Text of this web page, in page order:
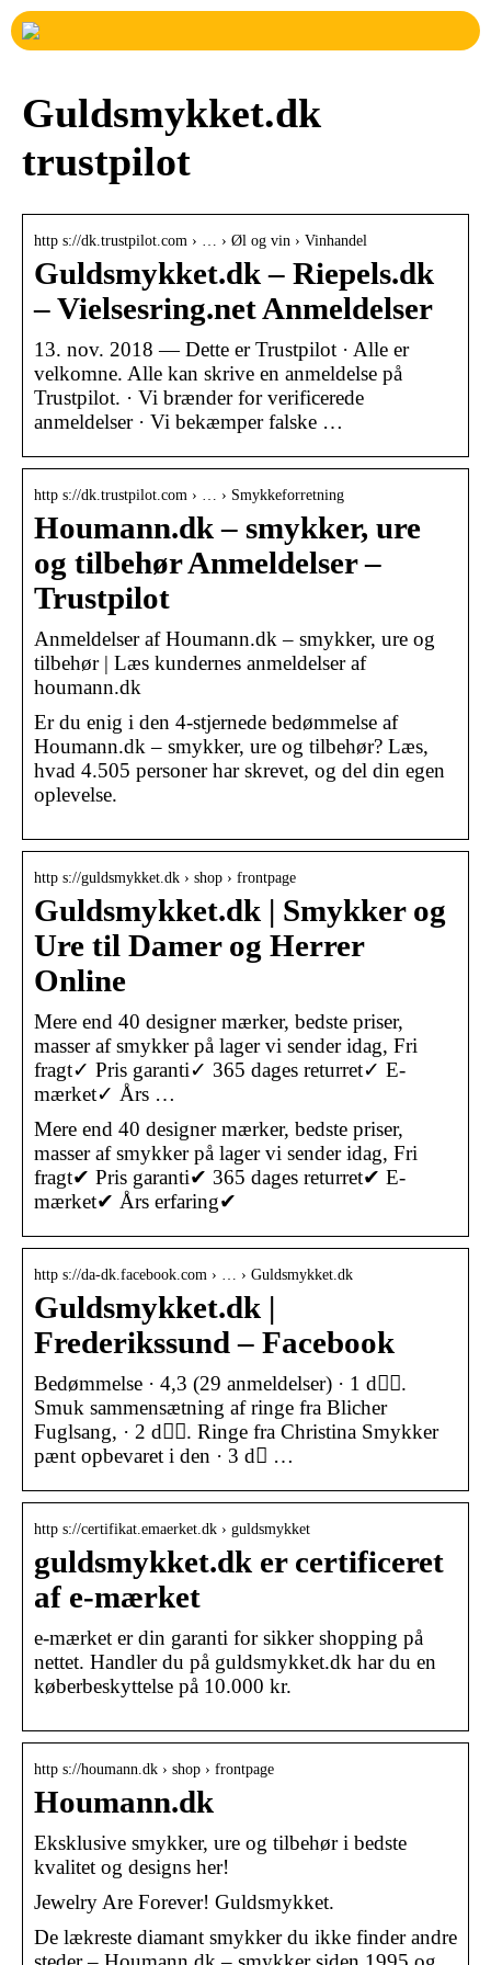
Guldsmykket.dk
trustpilot
http s://dk.trustpilot.com › … › Øl og vin › Vinhandel
Guldsmykket.dk – Riepels.dk
– Vielsesring.net Anmeldelser
13. nov. 2018 — Dette er Trustpilot · Alle er
velkomne. Alle kan skrive en anmeldelse på
Trustpilot. · Vi brænder for verificerede
anmeldelser · Vi bekæmper falske …
http s://dk.trustpilot.com › … › Smykkeforretning
Houmann.dk – smykker, ure
og tilbehør Anmeldelser –
Trustpilot
Anmeldelser af Houmann.dk – smykker, ure og
tilbehør | Læs kundernes anmeldelser af
houmann.dk
Er du enig i den 4-stjernede bedømmelse af
Houmann.dk – smykker, ure og tilbehør? Læs,
hvad 4.505 personer har skrevet, og del din egen
oplevelse.
http s://guldsmykket.dk › shop › frontpage
Guldsmykket.dk | Smykker og
Ure til Damer og Herrer
Online
Mere end 40 designer mærker, bedste priser,
masser af smykker på lager vi sender idag, Fri
fragt✓ Pris garanti✓ 365 dages returret✓ E-
mærket✓ Års …
Mere end 40 designer mærker, bedste priser,
masser af smykker på lager vi sender idag, Fri
fragt✔ Pris garanti✔ 365 dages returret✔ E-
mærket✔ Års erfaring✔
http s://da-dk.facebook.com › … › Guldsmykket.dk
Guldsmykket.dk |
Frederikssund – Facebook
Bedømmelse · 4,3 (29 anmeldelser) · 1 d󰞋󰟠.
Smuk sammensætning af ringe fra Blicher
Fuglsang, · 2 d󰞋󰟠. Ringe fra Christina Smykker
pænt opbevaret i den · 3 d󰞋 …
http s://certifikat.emaerket.dk › guldsmykket
guldsmykket.dk er certificeret
af e-mærket
e-mærket er din garanti for sikker shopping på
nettet. Handler du på guldsmykket.dk har du en
køberbeskyttelse på 10.000 kr.
http s://houmann.dk › shop › frontpage
Houmann.dk
Eksklusive smykker, ure og tilbehør i bedste
kvalitet og designs her!
Jewelry Are Forever! Guldsmykket.
De lækreste diamant smykker du ikke finder andre